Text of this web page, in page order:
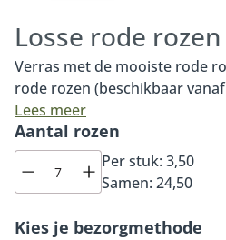
Losse rode rozen
Verras met de mooiste rode
rode rozen (beschikbaar
iemand wilt verrassen. Onze
rozen zijn van de allerhoogste
Nederlandse bodem en de
Red Naomi roos is een
fluweelachtige bloemblaadjes,
wel tachtig bloemblaadjes per
Lees meer
Aantal rozen
Per stuk: 3,50
Samen: 24,50
Kies je bezorgmethode